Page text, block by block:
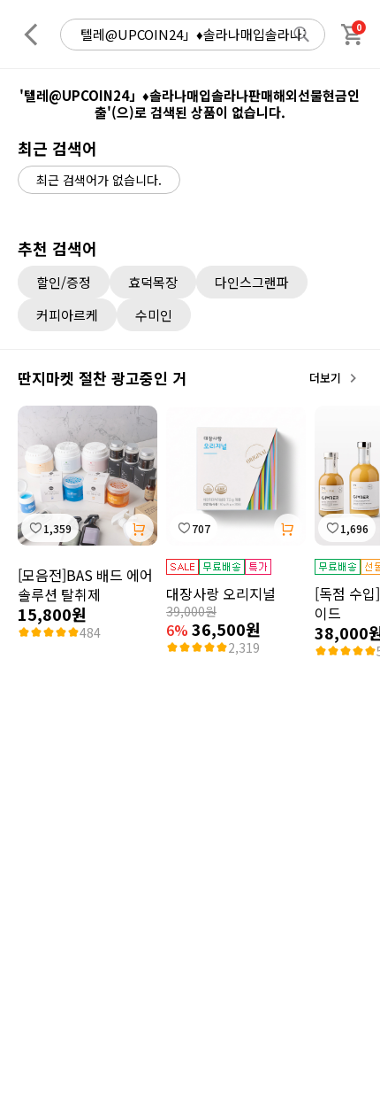
0
'텔레@UPCOIN24」♦솔라나매입솔라나판매해외선물현금인
출'(으)로 검색된 상품이 없습니다.
최근 검색어
최근 검색어가 없습니다.
추천 검색어
할인/증정 효덕목장
다인스그랜파
커피아르케
수미인
딴지마켓 절찬 광고중인 거 더보기
1,359
[모음전]BAS 배드 에어
솔루션 탈취제
15,800원
484
707
대장사랑 오리지널
39,000원
6% 36,500원
2,319
1,696
[독점 수
이드
38,000원